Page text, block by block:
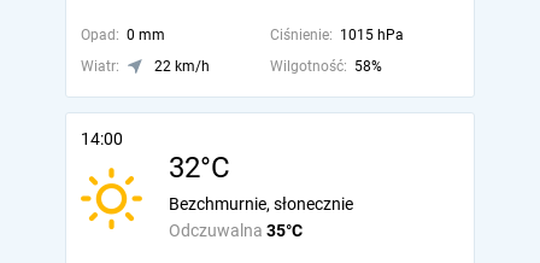
Opad: 0 mm Ciśnienie: 1015 hPa
Wiatr:
22 km/h Wilgotność: 58%
14:00
32°C
Odczuwalna 35°C
Bezchmurnie, słonecznie